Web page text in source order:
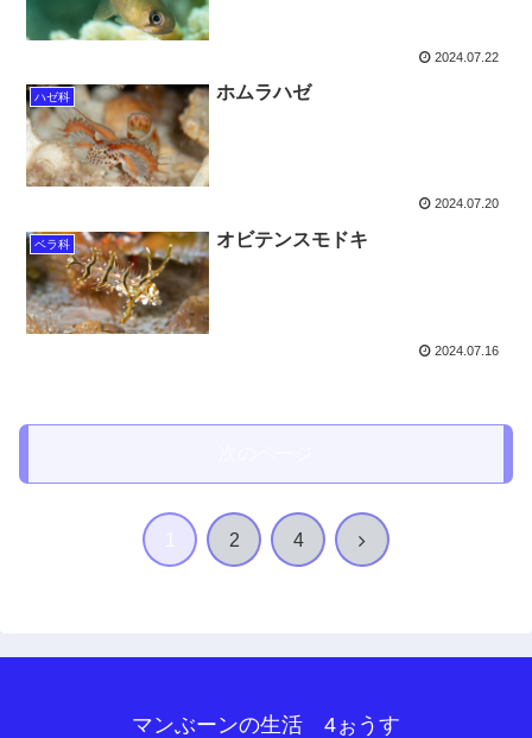
2024.07.22
ハゼ科 ホムラハゼ
2024.07.20
ベラ科 オビテンスモドキ
2024.07.16
2 4 次
マンぶーンの生活 4ぉうす